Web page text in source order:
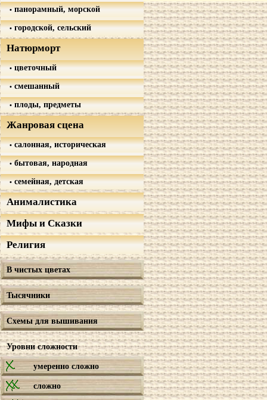
панорамный, морской
городской, сельский
Натюрморт
цветочный
смешанный
плоды, предметы
Жанровая сцена
салонная, историческая
бытовая, народная
семейная, детская
Анималистика
Мифы и Сказки
Религия
В чистых цветах
Тысячники
Схемы для вышивания
Уровни сложности
умеренно сложно
сложно